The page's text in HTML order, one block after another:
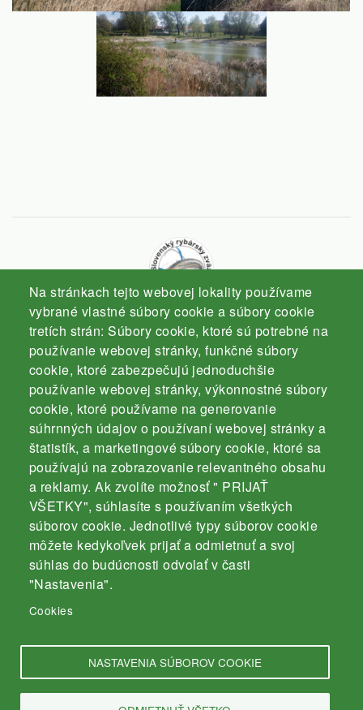
Na stránkach tejto webovej lokality používame
vybrané vlastné súbory cookie a súbory cookie
tretích strán: Súbory cookie, ktoré sú potrebné na
používanie webovej stránky, funkčné súbory
cookie, ktoré zabezpečujú jednoduchšie
používanie webovej stránky, výkonnostné súbory
cookie, ktoré používame na generovanie
súhrnných údajov o používaní webovej stránky a
štatistík, a marketingové súbory cookie, ktoré sa
používajú na zobrazovanie relevantného obsahu
a reklamy. Ak zvolíte možnosť " PRIJAŤ
VŠETKY", súhlasíte s používaním všetkých
súborov cookie. Jednotlivé typy súborov cookie
môžete kedykoľvek prijať a odmietnuť a svoj
súhlas do budúcnosti odvolať v časti
"Nastavenia".
Cookies
NASTAVENIA SÚBOROV COOKIE
Kontakt
Záhradnícka 3000/4
94501 Komárno
mobil: 035 / 770 19 43
e-mail:
Slovenský rybársky zväz
Komárno
Odkazy
Ochrana osobných údajov